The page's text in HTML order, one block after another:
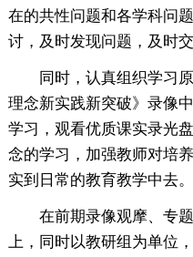
在的共性问题和各学科问
讨，及时发现问题，及时
同时，认真组织学习原
理念新实践新突破》录像
学习，观看优质课实录光
念的学习，加强教师对培
实到日常的教育教学中去。
在前期录像观摩、专题
上，同时以教研组为单位